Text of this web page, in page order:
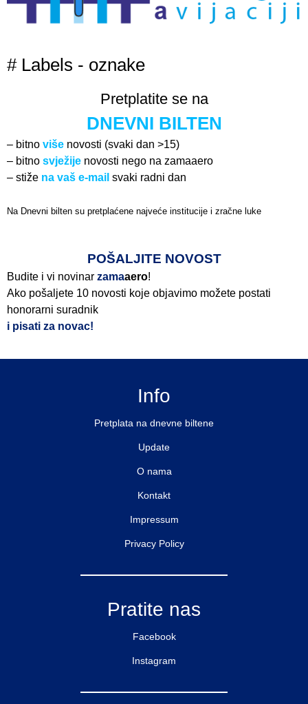
# Labels - oznake
Pretplatite se na
DNEVNI BILTEN
– bitno više novosti (svaki dan >15)
– bitno svježije novosti nego na zamaaero
– stiže na vaš e-mail svaki radni dan
Na Dnevni bilten su pretplaćene najveće institucije i zračne luke
POŠALJITE NOVOST
Budite i vi novinar zamaaero!
Ako pošaljete 10 novosti koje objavimo možete postati
honorarni suradnik
i pisati za novac!
Info
Pretplata na dnevne biltene
Update
O nama
Kontakt
Impressum
Privacy Policy
Pratite nas
Facebook
Instagram